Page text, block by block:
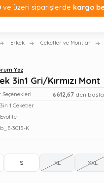
ve üzeri siparişlerde kargo
Erkek Ceketler ve Montlar
Yaz
3in1 Gri/Kırmızı Mont
Seçenekleri ₺612,67 den
3in 1 Ceketler
Evolite
b_E-3015-K
S XL XXL